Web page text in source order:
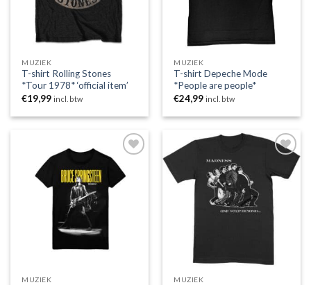
MUZIEK
T-shirt Rolling Stones
*Tour 1978* ‘official item’
€19,99 incl. btw
MUZIEK
T-shirt Depeche Mode
*People are people*
€24,99 incl. btw
Toevoegen
aan
wenslijst
MUZIEK
aan
wenslijst
MUZIEK